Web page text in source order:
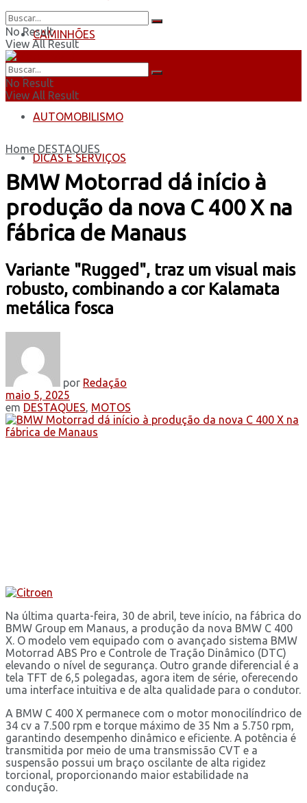
CAMINHÕES
ÔNIBUS
AUTOMOBILISMO
DICAS E SERVIÇOS
No Result
View All Result
No Result
View All Result
Home DESTAQUES
BMW Motorrad dá início à
produção da nova C 400 X na
fábrica de Manaus
Variante "Rugged", traz um visual mais
robusto, combinando a cor Kalamata
metálica fosca
por Redação
maio 5, 2025
em DESTAQUES, MOTOS
Na última quarta-feira, 30 de abril, teve início, na fábrica do
BMW Group em Manaus, a produção da nova BMW C 400
X. O modelo vem equipado com o avançado sistema BMW
Motorrad ABS Pro e Controle de Tração Dinâmico (DTC)
elevando o nível de segurança. Outro grande diferencial é a
tela TFT de 6,5 polegadas, agora item de série, oferecendo
uma interface intuitiva e de alta qualidade para o condutor.
A BMW C 400 X permanece com o motor monocilíndrico de
34 cv a 7.500 rpm e torque máximo de 35 Nm a 5.750 rpm,
garantindo desempenho dinâmico e eficiente. A potência é
transmitida por meio de uma transmissão CVT e a
suspensão possui um braço oscilante de alta rigidez
torcional, proporcionando maior estabilidade na
condução.